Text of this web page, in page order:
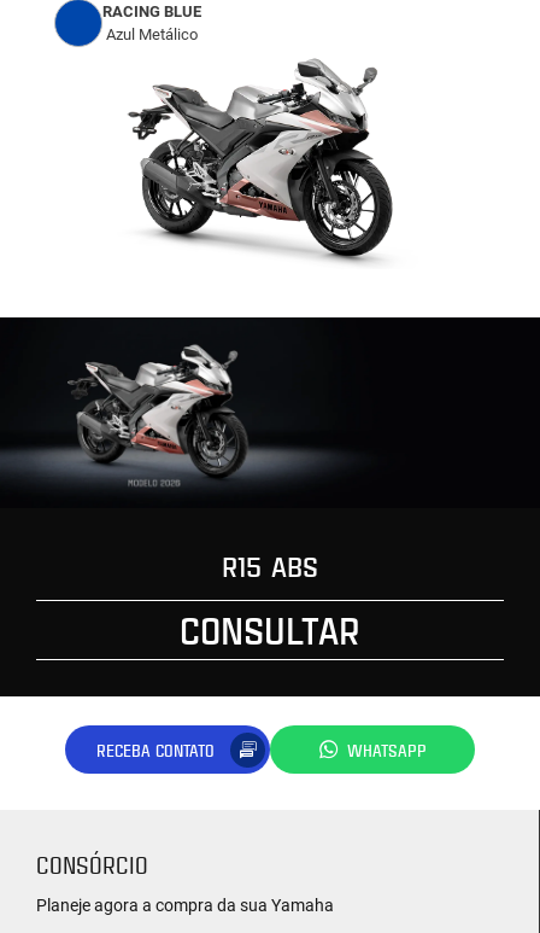
RACING BLUE
Azul Metálico
R15 ABS
CONSULTAR
RECEBA CONTATO WHATSAPP
CONSÓRCIO
Planeje agora a compra da sua Yamaha